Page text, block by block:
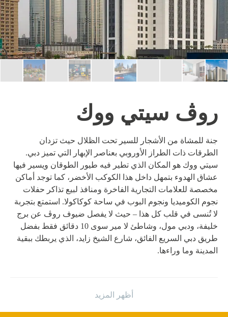
معلومات عنا
مدونة
روڤ هوم
إتش كيو باي روڤ
تطوير
الوظائف
الاستدامة
جهة الاتصال
تعرّف على فنادق أخرى
روڤ سيتي ووك
جنة للمشاة من الأشجار للسير تحت الظلال حيث تزدان
الطرقات ذات الطراز الأوروبي بعناصر الإبهار التي تميز دبي.
سيتي ووك هو المكان الذي تطير فيه طيور الطوقان ويسير فيها
عشاق الهدوء بتمهل داخل هذا الكوكب الأخضر، كما توجد أماكن
مخصصة للعلامات التجارية الفاخرة ومنافذ لبيع تذاكر حفلات
نجوم الكوميديا ونجوم البوب في ساحة كوكاكولا. استمتع بتجربة
لا تُنسى في قلب كل هذا – حيث لا يفصل ضيوف روڤ عن برج
خليفة، ودبي مول، وشاطئ لا مير سوى 10 دقائق فقط بفضل
طريق دبي السريع الفائق، شارع الشيخ زايد، الذي يربطك ببقية
المدينة وما وراءها.
تقف تصاميمنا الداخلية الحديثة والمذهلة شاهدةً على الذوق
الفني والتصميم المبتكر في دبي، والمتميز بالأفكار الممتعة وغير
أظهر المزيد